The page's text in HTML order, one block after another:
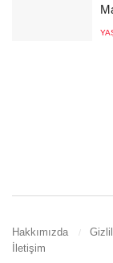
Hakkımızda
İletişim